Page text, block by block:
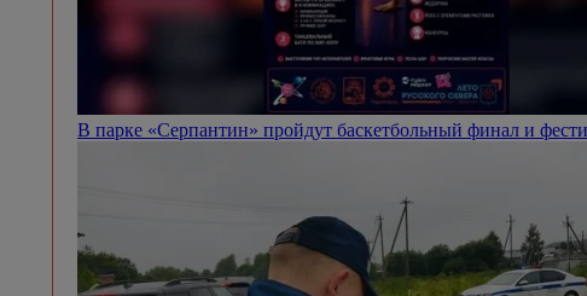
В парке «Серпантин» пройдут баскетбольный финал и